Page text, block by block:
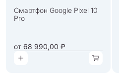
Смартфон Google Pixel 10
Pro
от 68 990,00 ₽